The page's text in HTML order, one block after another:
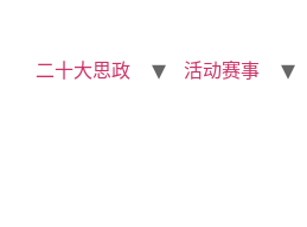
二十大思政 活动赛事